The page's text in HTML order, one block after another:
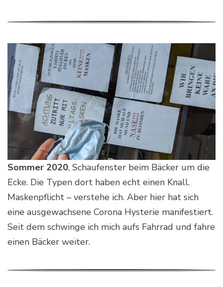
Sommer 2020, Schaufenster beim Bäcker um die
Ecke. Die Typen dort haben echt einen Knall.
Maskenpflicht – verstehe ich. Aber hier hat sich
eine ausgewachsene Corona Hysterie manifestiert.
Seit dem schwinge ich mich aufs Fahrrad und fahre
einen Bäcker weiter.